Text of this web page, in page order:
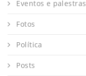
Eventos e palestras
Fotos
Política
Posts